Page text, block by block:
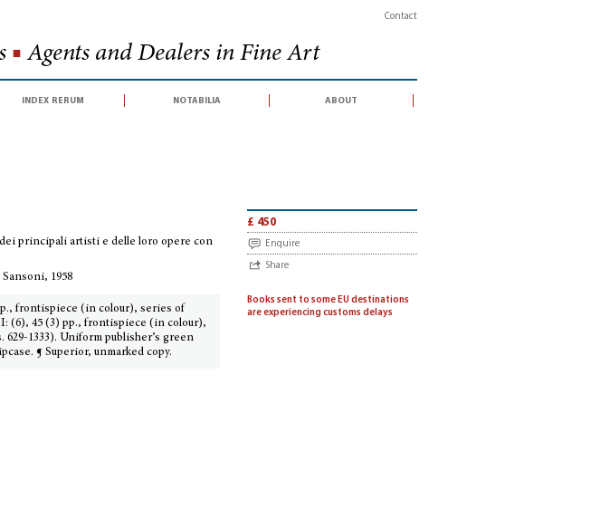
Contact
■ Agents and Dealers in Fine Art
index rerum notabilia about
principali artisti e delle loro opere con
1958
frontispiece (in colour), series of
(6), 45 (3) pp., frontispiece (in colour),
1333). Uniform publisher’s green
¶ Superior, unmarked copy.
£ 450
Enquire
Share
Books sent to some EU destinations
are experiencing customs delays